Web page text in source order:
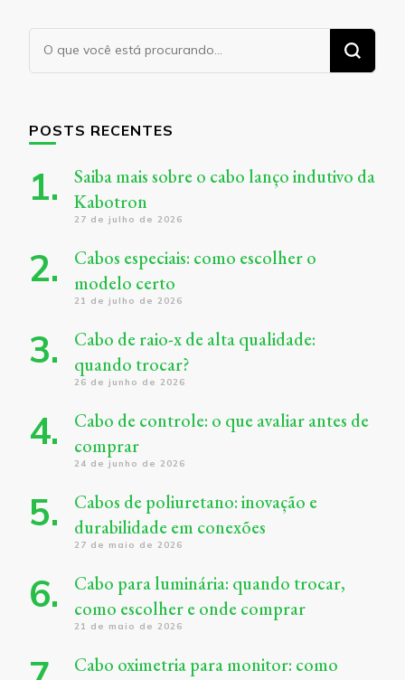
Procurando
POSTS RECENTES
Saiba mais sobre o cabo lanço indutivo da
Kabotron
27 de julho de 2026
Cabos especiais: como escolher o
modelo certo
21 de julho de 2026
Cabo de raio-x de alta qualidade:
quando trocar?
26 de junho de 2026
Cabo de controle: o que avaliar antes de
comprar
24 de junho de 2026
Cabos de poliuretano: inovação e
durabilidade em conexões
27 de maio de 2026
Cabo para luminária: quando trocar,
como escolher e onde comprar
21 de maio de 2026
Cabo oximetria para monitor: como